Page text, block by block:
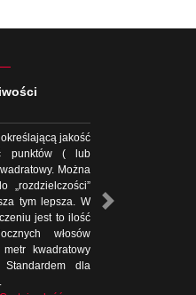
jakość
punktów ( lub
Można
tym lepsza. W
jest to ilość
włosów
kwadratowy
dla